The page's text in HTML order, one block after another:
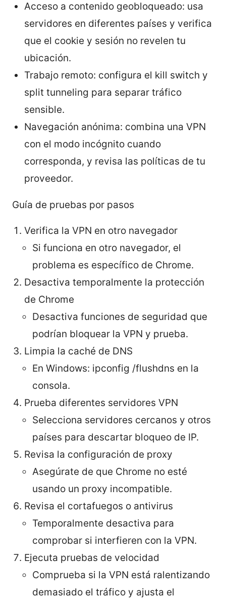
Acceso a contenido geobloqueado: usa
servidores en diferentes países y verifica
que el cookie y sesión no revelen tu
ubicación.
Trabajo remoto: configura el kill switch y
split tunneling para separar tráfico
sensible.
Navegación anónima: combina una VPN
con el modo incógnito cuando
corresponda, y revisa las políticas de tu
proveedor.
Guía de pruebas por pasos
Verifica la VPN en otro navegador
Si funciona en otro navegador, el
problema es específico de Chrome.
Desactiva temporalmente la protección
de Chrome
Desactiva funciones de seguridad que
podrían bloquear la VPN y prueba.
Limpia la caché de DNS
En Windows: ipconfig /flushdns en la
consola.
Prueba diferentes servidores VPN
Selecciona servidores cercanos y otros
países para descartar bloqueo de IP.
Revisa la configuración de proxy
Asegúrate de que Chrome no esté
usando un proxy incompatible.
Revisa el cortafuegos o antivirus
Temporalmente desactiva para
comprobar si interfieren con la VPN.
Ejecuta pruebas de velocidad
Comprueba si la VPN está ralentizando
demasiado el tráfico y ajusta el